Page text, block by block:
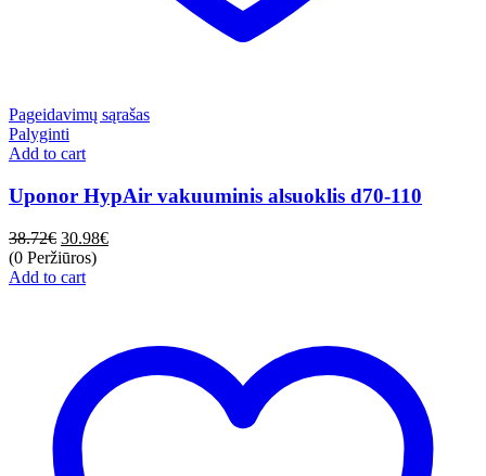
Pageidavimų sąrašas
Palyginti
Add to cart
Uponor HypAir vakuuminis alsuoklis d70-110
38.72€ 30.98€
(0 Peržiūros)
Add to cart